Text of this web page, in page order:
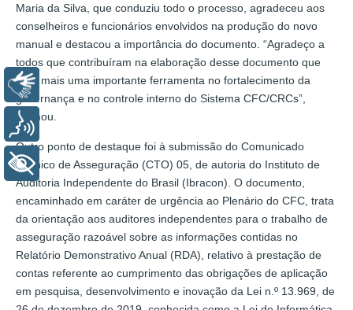
Maria da Silva, que conduziu todo o processo, agradeceu aos
conselheiros e funcionários envolvidos na produção do novo
manual e destacou a importância do documento. “Agradeço a
todos que contribuíram na elaboração desse documento que
será mais uma importante ferramenta no fortalecimento da
governança e no controle interno do Sistema CFC/CRCs”,
afirmou.
Outro ponto de destaque foi à submissão do Comunicado
Técnico de Asseguração (CTO) 05, de autoria do Instituto de
Auditoria Independente do Brasil (Ibracon). O documento,
encaminhado em caráter de urgência ao Plenário do CFC, trata
da orientação aos auditores independentes para o trabalho de
asseguração razoável sobre as informações contidas no
Relatório Demonstrativo Anual (RDA), relativo à prestação de
contas referente ao cumprimento das obrigações de aplicação
em pesquisa, desenvolvimento e inovação da Lei n.º 13.969, de
Libras
Voz
+ Acessibilidade